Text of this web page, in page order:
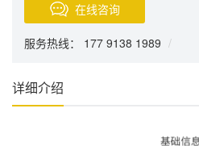
在线咨询
服务热线： 177 9138 1989 /
详细介绍